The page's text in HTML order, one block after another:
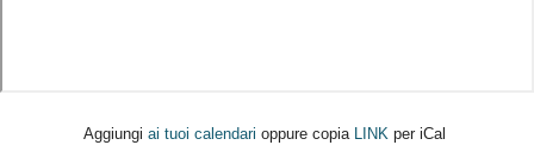
Aggiungi ai tuoi calendari oppure copia LINK per iCal